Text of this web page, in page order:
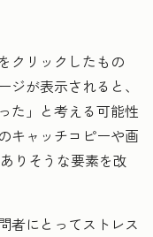
クリックしたもの
が表示されると、
た」と考える可能性
キャッチコピーや画
りそうな要素を改
者にとってストレス